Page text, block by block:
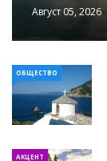
Август 05, 2026
ОБЩЕСТВО
АКЦЕНТ